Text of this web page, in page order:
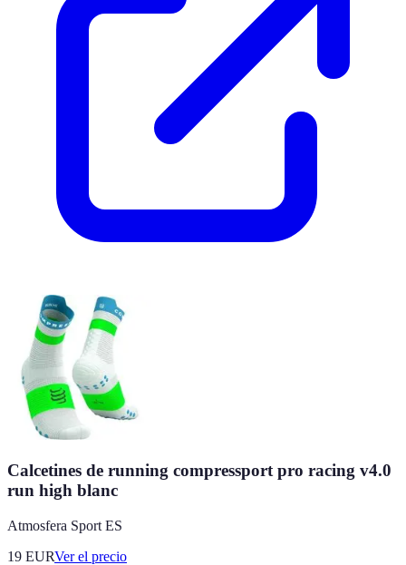
Calcetines de running compressport pro racing v4.0
run high blanc
Atmosfera Sport ES
19 EURVer el precio